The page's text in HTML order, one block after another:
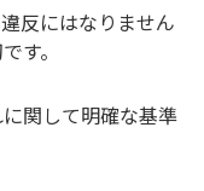
反にはなりません
す。
関して明確な基準